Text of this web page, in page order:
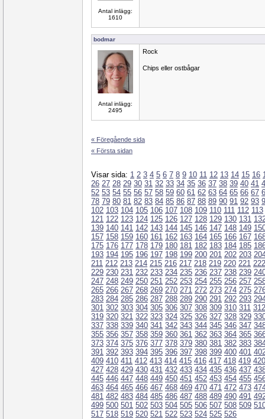
Antal inlägg:
1610
bodmar
Antal inlägg:
2495
Rock
Chips eller ostbågar
« Föregående sida
« Första sidan
Visar sida: 1 2 3 4 5 6 7 8 9 10 11 12 13 14 15 16
26 27 28 29 30 31 32 33 34 35 36 37 38 39 40 41
52 53 54 55 56 57 58 59 60 61 62 63 64 65 66 67
78 79 80 81 82 83 84 85 86 87 88 89 90 91 92 93
102 103 104 105 106 107 108 109 110 111 112 113
121 122 123 124 125 126 127 128 129 130 131
139 140 141 142 143 144 145 146 147 148 149
157 158 159 160 161 162 163 164 165 166 167
175 176 177 178 179 180 181 182 183 184 185
193 194 195 196 197 198 199 200 201 202 203
211 212 213 214 215 216 217 218 219 220 221 222
229 230 231 232 233 234 235 236 237 238 239
247 248 249 250 251 252 253 254 255 256 257
265 266 267 268 269 270 271 272 273 274 275
283 284 285 286 287 288 289 290 291 292 293
301 302 303 304 305 306 307 308 309 310 311 312
319 320 321 322 323 324 325 326 327 328 329
337 338 339 340 341 342 343 344 345 346 347
355 356 357 358 359 360 361 362 363 364 365
373 374 375 376 377 378 379 380 381 382 383
391 392 393 394 395 396 397 398 399 400 401
409 410 411 412 413 414 415 416 417 418 419 420
427 428 429 430 431 432 433 434 435 436 437
445 446 447 448 449 450 451 452 453 454 455
463 464 465 466 467 468 469 470 471 472 473
481 482 483 484 485 486 487 488 489 490 491
499 500 501 502 503 504 505 506 507 508 509
517 518 519 520 521 522 523 524 525 526